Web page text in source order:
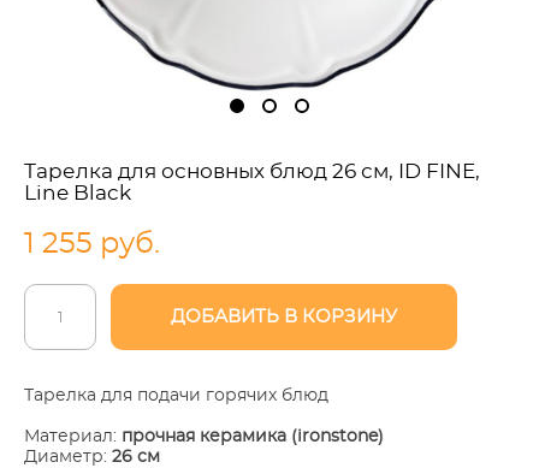
Тарелка для основных блюд 26 см, ID FINE,
Line Black
1 255 pуб.
ДОБАВИТЬ В КОРЗИНУ
Тарелка для подачи горячих блюд
Материал: прочная керамика (ironstone)
Диаметр: 26 см